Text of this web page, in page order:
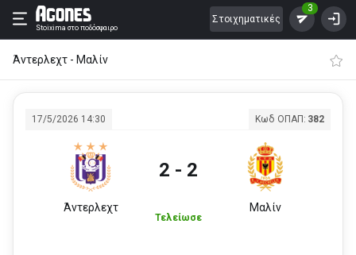
Stoixima στο ποδόσφαιρο
Στοιχηματικές
3
Άντερλεχτ - Μαλίν
17/5/2026 14:30 Κωδ ΟΠΑΠ: 382
Άντερλεχτ
2 - 2
Τελείωσε
Μαλίν